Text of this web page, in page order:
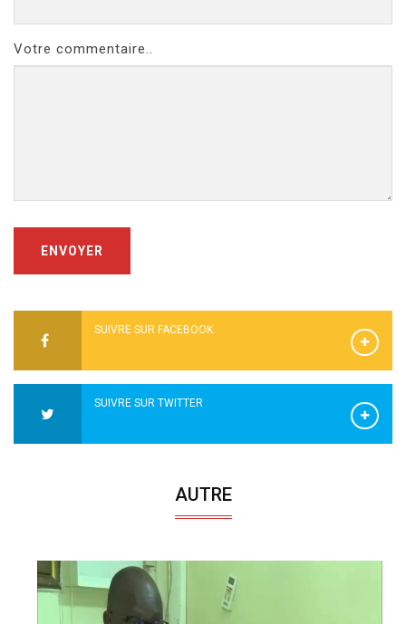
Votre commentaire..
ENVOYER
SUIVRE SUR FACEBOOK
SUIVRE SUR TWITTER
AUTRE